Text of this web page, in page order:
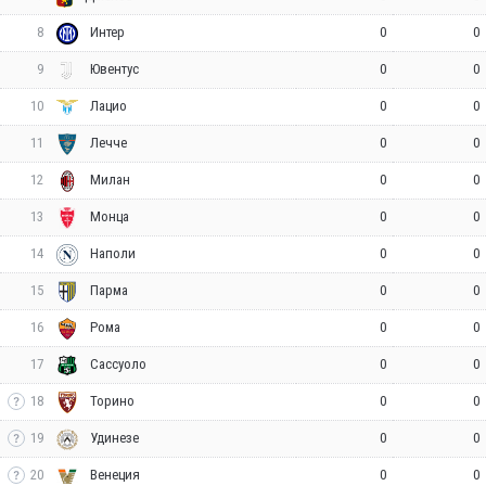
8 Интер 0 0
9 Ювентус 0 0
10 Лацио 0 0
11 Лечче 0 0
12 Милан 0 0
13 Монца 0 0
14 Наполи 0 0
15 Парма 0 0
16 Рома 0 0
17 Сассуоло 0 0
18 Торино 0 0
19 Удинезе 0 0
20 Венеция 0 0